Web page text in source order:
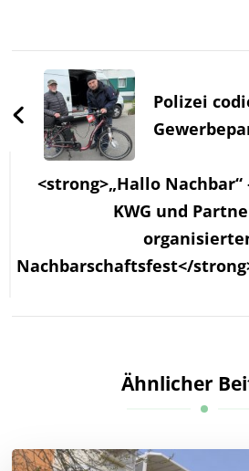
Polizei
<strong>„Hallo Nachbar“
KWG und
Nachbarschaftsfest</
Ähnlicher